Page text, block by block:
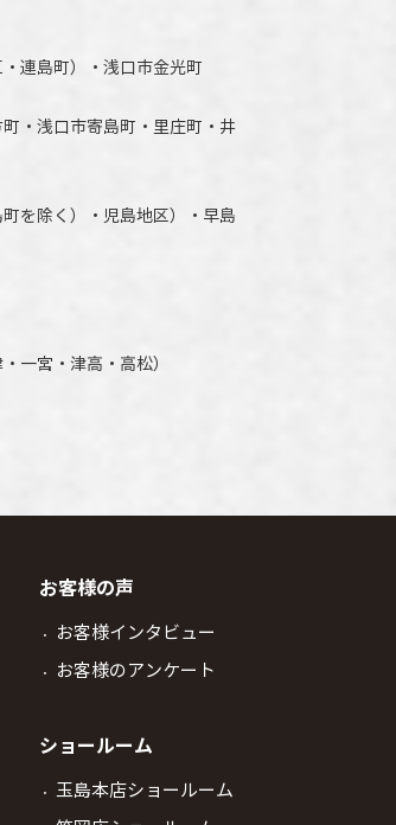
連島町）・ 浅口市金光町
・ 浅口市寄島町・里庄町・ 井
町を除く）・児島地区）・早島
一宮・津高・高松）
お客様の声
お客様インタビュー
お客様のアンケート
ショールーム
玉島本店ショールーム